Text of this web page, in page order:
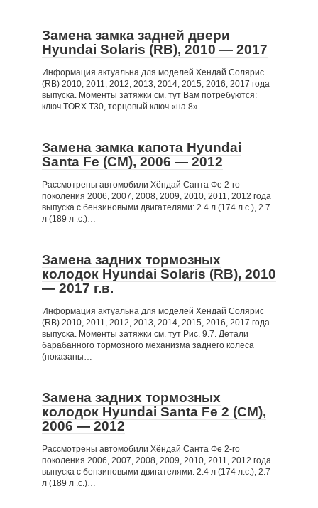
Замена замка задней двери
Hyundai Solaris (RB), 2010 — 2017
Информация актуальна для моделей Хендай Солярис
(RB) 2010, 2011, 2012, 2013, 2014, 2015, 2016, 2017 года
выпуска. Моменты затяжки см. тут Вам потребуются:
ключ TORX T30, торцовый ключ «на 8»….
Замена замка капота Hyundai
Santa Fe (CM), 2006 — 2012
Рассмотрены автомобили Хёндай Санта Фе 2-го
поколения 2006, 2007, 2008, 2009, 2010, 2011, 2012 года
выпуска с бензиновыми двигателями: 2.4 л (174 л.с.), 2.7
л (189 л .с.)…
Замена задних тормозных
колодок Hyundai Solaris (RB), 2010
— 2017 г.в.
Информация актуальна для моделей Хендай Солярис
(RB) 2010, 2011, 2012, 2013, 2014, 2015, 2016, 2017 года
выпуска. Моменты затяжки см. тут Рис. 9.7. Детали
барабанного тормозного механизма заднего колеса
(показаны…
Замена задних тормозных
колодок Hyundai Santa Fe 2 (CM),
2006 — 2012
Рассмотрены автомобили Хёндай Санта Фе 2-го
поколения 2006, 2007, 2008, 2009, 2010, 2011, 2012 года
выпуска с бензиновыми двигателями: 2.4 л (174 л.с.), 2.7
л (189 л .с.)…